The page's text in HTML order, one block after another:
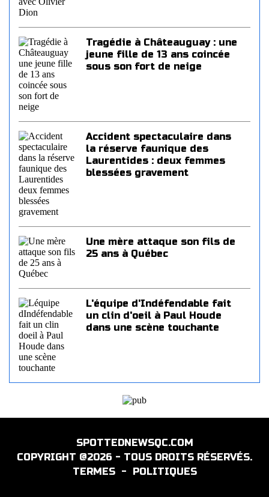
Tragédie à Châteauguay : une
jeune fille de 13 ans coincée
sous son fort de neige
Accident spectaculaire dans
la réserve faunique des
Laurentides : deux femmes
blessées gravement
Une mère attaque son fils de
25 ans à Québec
L'équipe d'Indéfendable fait
un clin d'oeil à Paul Houde
dans une scène touchante
SPOTTEDNEWSQC.COM
COPYRIGHT @2026 - TOUS DROITS RÉSERVÉS.
TERMES- POLITIQUES